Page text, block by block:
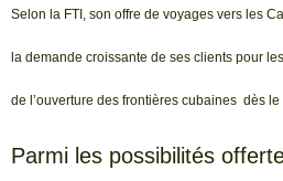
Selon la FTI, son offre de voyages vers les
la demande croissante de ses clients pour
de l’ouverture des frontières cubaines dès le
Parmi les possibilités